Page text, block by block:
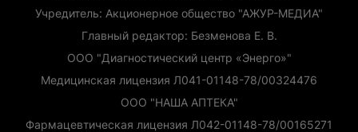
Учредитель: Акционерное общество "АЖУР-МЕДИА"
Главный редактор: Безменова Е. В.
ООО "Диагностический центр «Энерго»"
Медицинская лицензия Л041-01148-78/00324476
ООО "НАША АПТЕКА"
Фармацевтическая лицензия Л042-01148-78/00165271